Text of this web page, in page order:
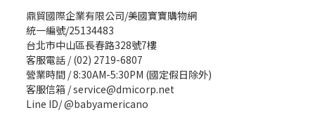
鼎貿國際企業有限公司/美國寶寶購物網
統一編號/25134483
台北市中山區長春路328號7樓
客服電話 / (02) 2719-6807
營業時間 / 8:30AM-5:30PM (國定假日除外)
客服信箱 / service@dmicorp.net
Line ID/ @babyamericano